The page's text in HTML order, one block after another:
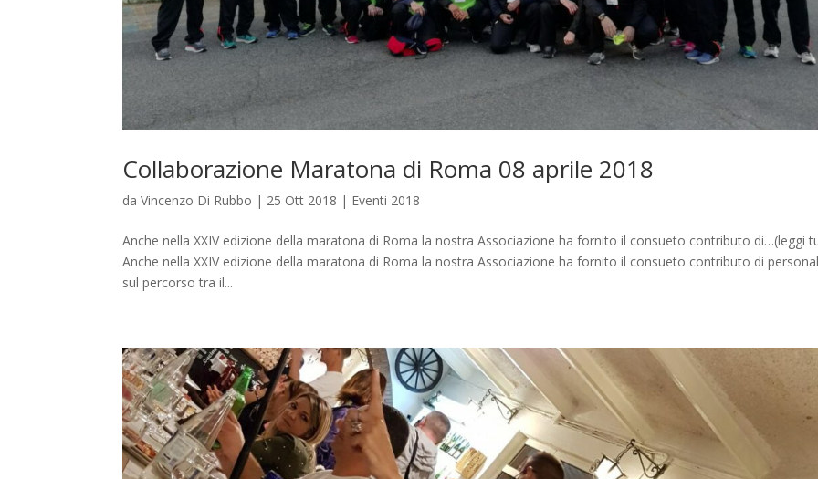
Collaborazione Maratona di Roma 08 aprile 2018
daVincenzo Di Rubbo | 25 Ott 2018 | Eventi 2018
Anche nella XXIV edizione della maratona di Roma la nostra Associazione ha fornito il consueto contributo di…(leggi
Anche nella XXIV edizione della maratona di Roma la nostra Associazione ha fornito il consueto contributo di
sul percorso tra il...